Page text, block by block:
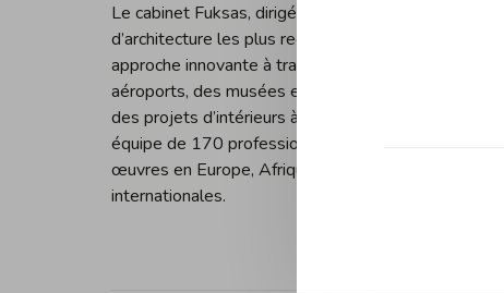
Le cabinet Fuksas, dirigé par Massimiliano et
d’architecture les plus reconnus dans le monde.
approche innovante à travers une surprenante
aéroports, des musées et lieux pour la culture aux
des projets d’intérieurs à des collections de
équipe de 170 professionnels, le portefeuille du
œuvres en Europe, Afrique, Amérique, Asie et
internationales.